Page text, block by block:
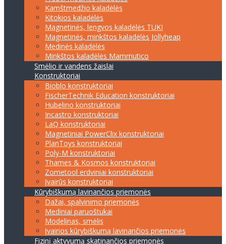
Kamštmedžio kaladėlės
Kitokios kaladėlės
Magnetinės, lengvos kaladėlės TUKI
Magnetinės, minkštos kaladėlės Jollyheap
Medinės kaladėlės
Minkštos kaladėlės Mammutico
Smėlio ir vandens žaislai
Konstruktoriai
Bioblo konstruktoriai
FischerTechnik Education konstruktoriai
Hubelino konstruktoriai
Incastro konstruktoriai
LaQ konstruktoriai
Magnetiniai PowerClix konstruktoriai
PlanToys konstruktoriai
Poly-M konstruktoriai
Thames & Kosmos konstruktoriai
Zometool erdviniai konstruktoriai
Įvairūs konstruktoriai
Kūrybiškumą lavinančios priemonės
Dažai, spalvinimo priemonės
Mediniai paruoštukai
Modelinas, smėlis
Įvairios kūrybiškumą lavinančios priemonės
Fizinį aktyvumą skatinančios priemonės